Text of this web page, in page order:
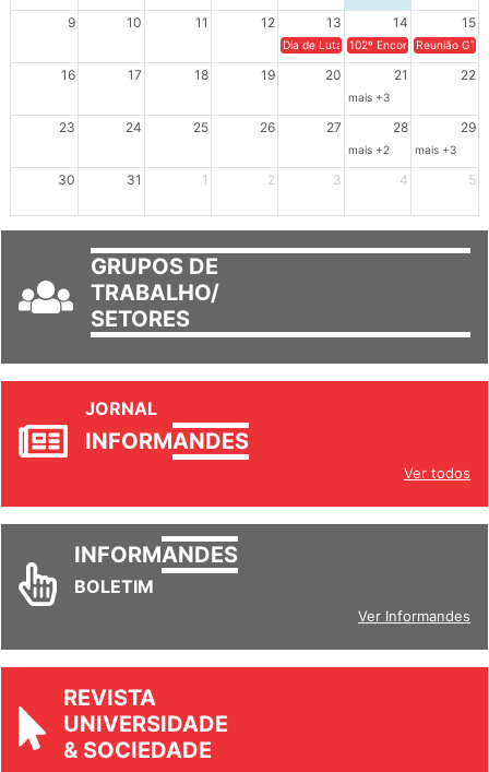
9 10 11 12 13 14 15
Dia de Luta em Defesa de Cuba e da
102º Encontro da
Reunião
16 17 18 19 20 21 22
mais +3
23 24 25 26 27 28 29
mais +2 mais +3
30 31 1 2 3 4 5
GRUPOS DE
TRABALHO/
SETORES
JORNAL
INFORMANDES
Ver todos
INFORMANDES
BOLETIM
Ver Informandes
REVISTA
UNIVERSIDADE
& SOCIEDADE